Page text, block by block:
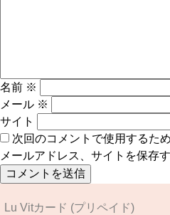
名前 ※
メール ※
サイト
次回のコメントで使用するた
メールアドレス、サイトを保存す
Lu Vitカード (プリペイド)